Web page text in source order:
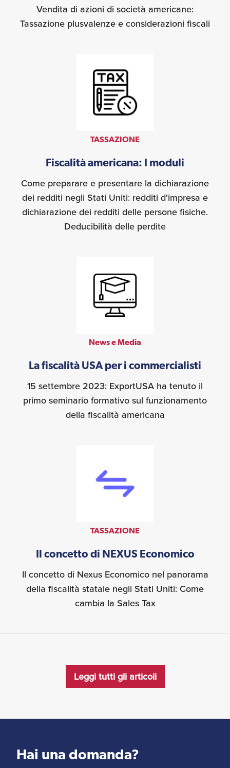
Vendita di azioni di società americane:
Tassazione plusvalenze e considerazioni fiscali
TASSAZIONE
Fiscalità americana: I moduli
Come preparare e presentare la dichiarazione
dei redditi negli Stati Uniti: redditi d'impresa e
dichiarazione dei redditi delle persone fisiche.
Deducibilità delle perdite
News e Media
La fiscalità USA per i commercialisti
15 settembre 2023: ExportUSA ha tenuto il
primo seminario formativo sul funzionamento
della fiscalità americana
TASSAZIONE
Il concetto di NEXUS Economico
Il concetto di Nexus Economico nel panorama
della fiscalità statale negli Stati Uniti: Come
cambia la Sales Tax
Leggi tutti gli articoli
Hai una domanda?